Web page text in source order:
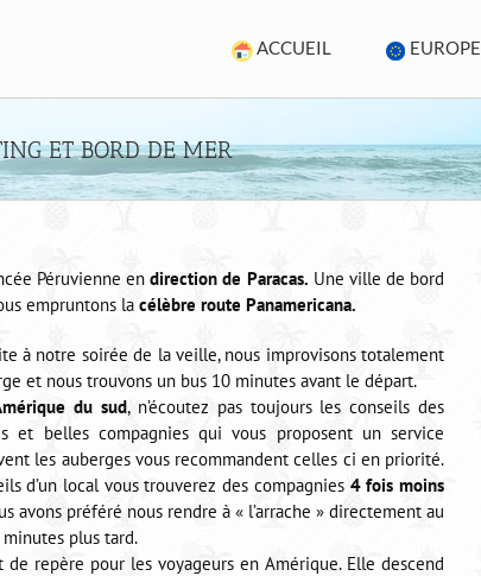
ACCUEIL EUROPE
ET BORD DE MER
Péruvienne endirection de Paracas. Une ville de bord
empruntons la célèbre route Panamericana.
à notre soirée de la veille, nous improvisons totalement
et nous trouvons un bus 10 minutes avant le départ.
du sud, n’écoutez pas toujours les conseils des
et belles compagnies qui vous proposent un service
les auberges vous recommandent celles ci en priorité.
d’un local vous trouverez des compagnies 4 fois moins
avons préféré nous rendre à « l’arrache » directement au
plus tard.
de repère pour les voyageurs en Amérique. Elle descend